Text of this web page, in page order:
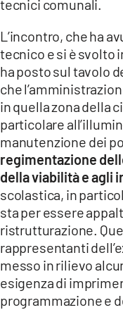
LACAPITALENEWS.IT
App
ANDROID
APPLE
tecnici comunali.
L’incontro, che ha
tecnico e si è svolto
ha posto sul tavolo
che
in quella zona della
particolare
manutenzione dei
regimentazione
della viabilità e agli
scolastica, in
sta per essere
ristrutturazione.
rappresentanti
messo in rilievo
esigenza di
programmazione e